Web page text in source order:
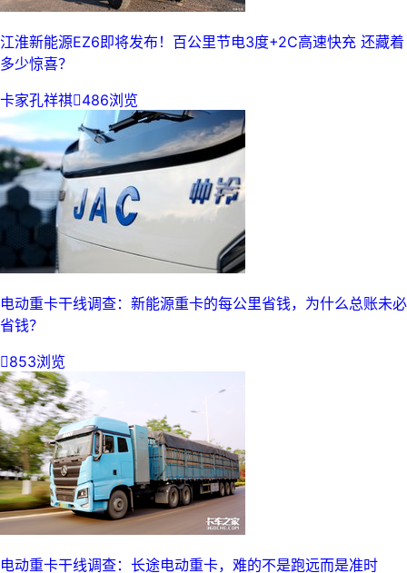
江淮新能源EZ6即将发布！百公里节电3度+2C高速快充 还藏着
多少惊喜？
卡家孔祥祺486浏览
电动重卡干线调查：新能源重卡的每公里省钱，为什么总账未必
省钱？
853浏览
电动重卡干线调查：长途电动重卡，难的不是跑远而是准时